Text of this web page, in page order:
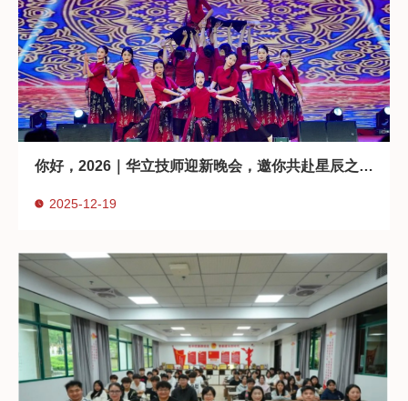
你好，2026｜华立技师迎新晚会，邀你共赴星辰之约！
2025-12-19